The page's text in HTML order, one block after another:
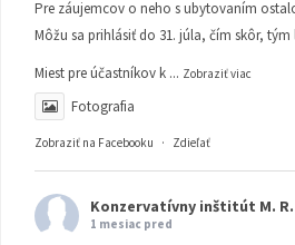
Pre záujemcov o neho s ubytovaním
Môžu sa prihlásiť do 31. júla, čím skôr, tým
Miest pre účastníkov k ... Zobraziť viac
Fotografia
Zobraziť na Facebooku · Zdieľať
Konzervatívny inštitút M.
1 mesiac pred